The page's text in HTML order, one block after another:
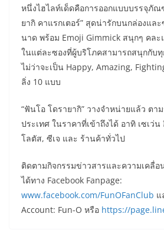
หนึ่งไฮไลท์เด็ดคือการออกแบบบรรจุภั
ยากิ คาแรกเตอร์” สุดน่ารักบนกล่องแล
นาด พร้อม Emoji Gimmick สนุกๆ คละ
ในแต่ละซองที่ผู้บริโภคสามารถสนุกกับ
ไม่ว่าจะเป็น Happy, Amazing,
ลิ่ง 10 แบบ
“ฟันโอ โดรายากิ” วางจำหน่ายแล้ว ต
ประเทศ ในราคาที่เข้าถึงได้ อาทิ เซเว่น
โลตัส, ซีเจ และ ร้านค้าทั่วไป
ติดตามกิจกรรมข่าวสารและความเคลื่
ได้ทาง Facebook Fanpage:
www.facebook.com/FunOFanClub แ
Account: Fun-O หรือ https://